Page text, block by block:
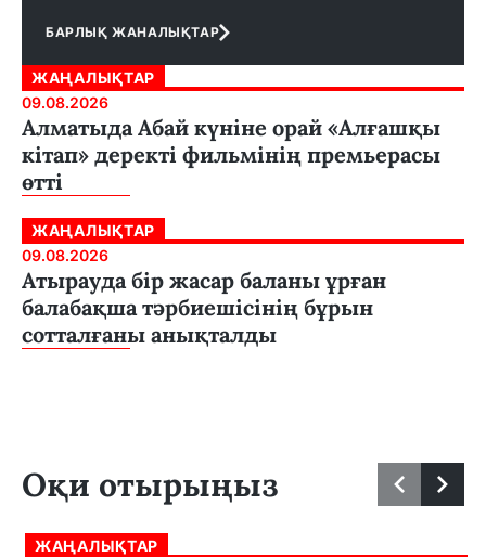
БАРЛЫҚ ЖАНАЛЫҚТАР
ЖАҢАЛЫҚТАР
09.08.2026
Алматыда Абай күніне орай «Алғашқы
кітап» деректі фильмінің премьерасы
өтті
ЖАҢАЛЫҚТАР
09.08.2026
Атырауда бір жасар баланы ұрған
балабақша тәрбиешісінің бұрын
сотталғаны анықталды
Оқи отырыңыз
ЖАҢАЛЫҚТАР